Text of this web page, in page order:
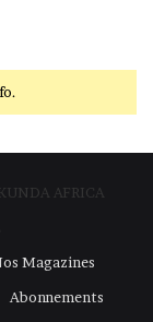
AFRICA
Magazines
Abonnements